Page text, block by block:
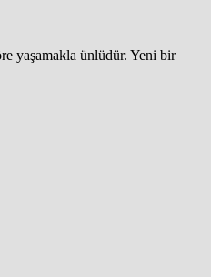
yaşamakla ünlüdür. Yeni bir